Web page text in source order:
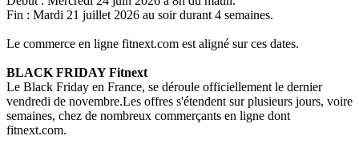
Fin : Mardi 21 juillet 2026 au soir durant 4 semaines.
Le commerce en ligne fitnext.com est aligné sur ces dates.
BLACK FRIDAYFitnext
Le Black Friday en France, se déroule officiellement le dernier
vendredi de novembre.Les offres s'étendent sur plusieurs jours, voire
semaines, chez de nombreux commerçants en ligne dont
fitnext.com.